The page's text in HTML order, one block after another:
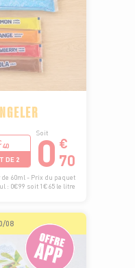
40
DE 2
Soit
0 €
70
60ml - Prix du paquet
: 0€99 soit 1€65 le litre
08